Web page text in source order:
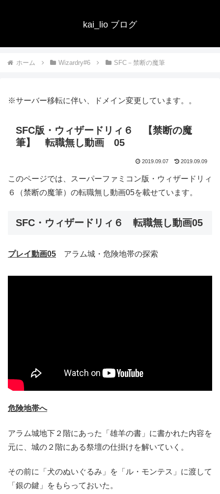
kai_lio ブログ
ホーム Wizardry#6 SFC－禁断の魔筆
※サーバー移転に伴い、ドメイン変更しています。。
SFC版・ウィザードリィ６ 【禁断の魔
筆】 転職無し動画 05
2019.09.07 2019.09.09
このページでは、スーパーファミコン版・ウィザードリィ
６（禁断の魔筆）の転職無し動画05を載せています。
SFC・ウィザードリィ６ 転職無し動画05
プレイ動画05 アラム城・危険地帯の探索
危険地帯へ
アラム城地下２階にあった「雄羊の書」に書かれた内容を
元に、城の２階にある祭壇の仕掛けを解いていく。
その前に「犬のぬいぐるみ」を「ル・モンテス」に渡して
「銀の鍵」をもらっておいた。